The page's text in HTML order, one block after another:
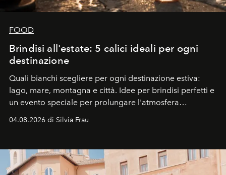
FOOD
Brindisi all'estate: 5 calici ideali per ogni
destinazione
Quali bianchi scegliere per ogni destinazione estiva:
lago, mare, montagna e città. Idee per brindisi perfetti e
un evento speciale per prolungare l'atmosfera
04.08.2026 di Silvia Frau